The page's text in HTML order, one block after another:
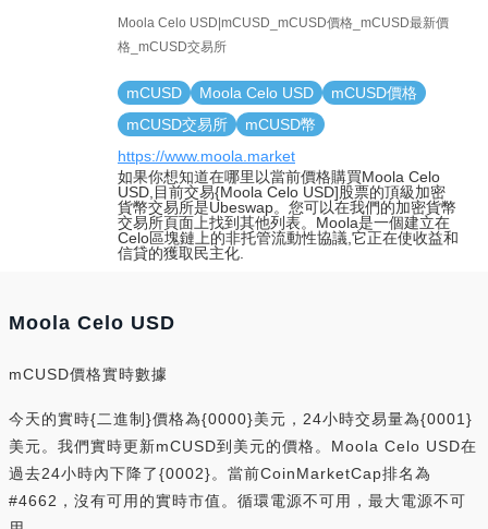
Moola Celo USD|mCUSD_mCUSD價格_mCUSD最新價
格_mCUSD交易所
mCUSD Moola Celo USD
mCUSD價格
mCUSD交易所
mCUSD幣
https://www.moola.market
如果你想知道在哪里以當前價格購買Moola Celo
USD,目前交易{Moola Celo USD]股票的頂級加密
貨幣交易所是Ubeswap。您可以在我們的加密貨幣
交易所頁面上找到其他列表。Moola是一個建立在
Celo區塊鏈上的非托管流動性協議,它正在使收益和
信貸的獲取民主化.
Moola Celo USD
mCUSD價格實時數據
今天的實時{二進制}價格為{0000}美元，24小時交易量為{0001}
美元。我們實時更新mCUSD到美元的價格。Moola Celo USD在
過去24小時內下降了{0002}。當前CoinMarketCap排名為
#4662，沒有可用的實時市值。循環電源不可用，最大電源不可